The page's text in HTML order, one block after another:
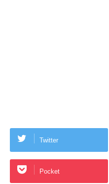
Twitter
Pocket